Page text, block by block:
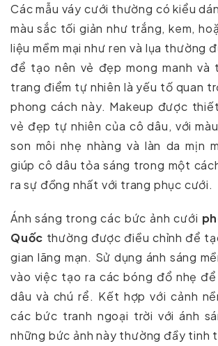
Các mẫu váy cưới thường có kiểu
màu sắc tối giản như trắng, kem,
liệu mềm mại như ren và lụa thường
để tạo nên vẻ đẹp mong manh và
trang điểm tự nhiên là yếu tố quan
phong cách này. Makeup được
vẻ đẹp tự nhiên của cô dâu, với
son môi nhẹ nhàng và làn da mịn
giúp cô dâu tỏa sáng trong một
ra sự đồng nhất với trang phục cưới.
Ánh sáng trong các bức ảnh cưới
Quốc thường được điều chỉnh để
gian lãng mạn. Sử dụng ánh sáng
vào việc tạo ra các bóng đổ nhẹ
dâu và chú rể. Kết hợp với cảnh
các bức tranh ngoại trời với ánh
những bức ảnh này thường đầy tinh